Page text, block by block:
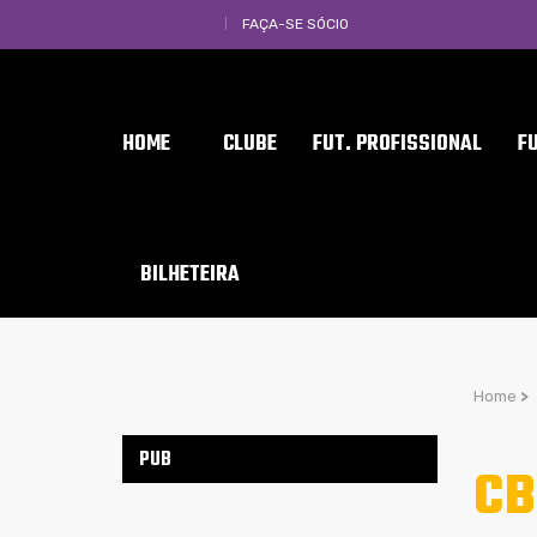
FAÇA-SE SÓCIO
HOME CLUBE FUT. PROFISSIONAL
BILHETEIRA
Home >
PUB